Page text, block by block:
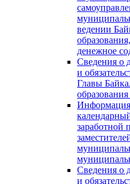
ведении
денежное
Сведения о
и
Главы
Информация
заработной
Сведения о
и